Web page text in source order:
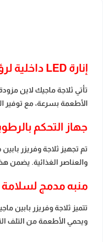
إنارة LED داخلية لرؤية مثالية
الأطعمة بسرعة، مع توفير
جهاز التحكم
تم تجهيز ثلاجة وفريزر
والعناصر الغذائية. يضمن
منبه مدمج لسلامة
تتميز ثلاجة وفريزر بابين
ويحمي الأطعمة من التلف